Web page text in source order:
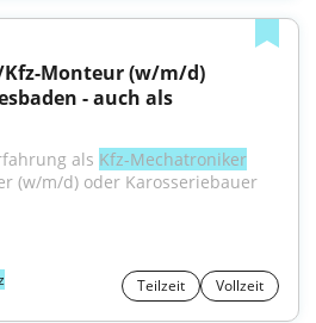
Monteur (w/m/d)
- auch als
als Kfz-Mechatroniker
(w/m/d) oder Karosseriebauer
Teilzeit Vollzeit